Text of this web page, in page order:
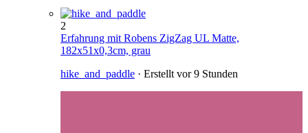
2
Erfahrung mit Robens ZigZag UL Matte,
182x51x0,3cm, grau
hike_and_paddle · Erstellt vor 9 Stunden